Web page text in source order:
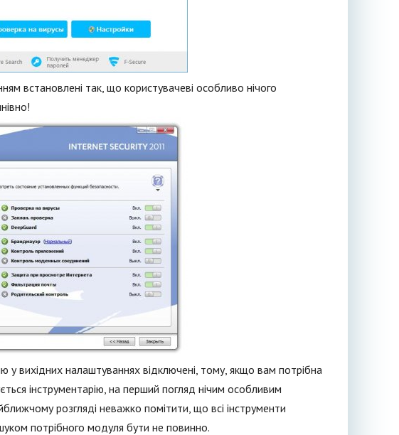
встановлені так, що користувачеві особливо нічого
у вихідних налаштуваннях відключені, тому, якщо вам потрібна
інструментарію, на перший погляд нічим особливим
розгляді неважко помітити, що всі інструменти
потрібного модуля бути не повинно.